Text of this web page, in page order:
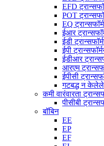
EFD
POT
EQ
ईआर
ईडी
ईपी
ईडीआर
आरएम
ईपीसी
गटबद्ध न केलेले
कमी वारंवारता
पीसीबी
बॉबिन
EE
EP
EF